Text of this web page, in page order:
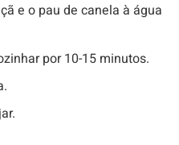
e o pau de canela à água
por 10-15 minutos.